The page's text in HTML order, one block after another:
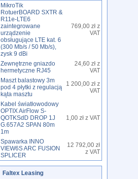
MikroTik
RotuerBOARD SXTR &
R11e-LTE6
zaintegrowane
urządzenie
obsługujące LTE kat. 6
(300 Mb/s / 50 Mb/s),
zysk 9 dBi
769,00 zł z
VAT
Zewnętrzne gniazdo
hermetyczne RJ45
24,60 zł z
VAT
Maszt balastowy 3m
pod 4 płytki z regulacją
kąta masztu
1 200,00 zł z
VAT
Kabel światłowodowy
OPTIX AirFlow S-
QOTKSdD DROP 1J
G.657A2 SPAN 80m
1m
1,00 zł z VAT
Spawarka INNO
VIEW6S ARC FUSION
SPLICER
12 792,00 zł
z VAT
Faltex Leasing